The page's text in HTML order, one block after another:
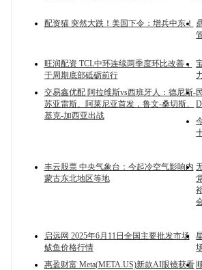
配资猫 突然大跌！美国下令：增兵中东！
旺润配资 TCL中环连续两季度环比改善，
于周期底部砥砺前行
交易鑫优配 阿拉维斯vs西班牙人：德尼斯-
苏亚雷斯、阿莱尼亚首发，鲁文-桑切斯、
基克-加西亚出战
丰云股票 中央气象台：今起冷空气影响内
蒙古东北地区等地
启远网 2025年6月11日全国主要批发市场
鲅鱼价格行情
惠盈财富 Meta(META.US)新款AI眼镜获看